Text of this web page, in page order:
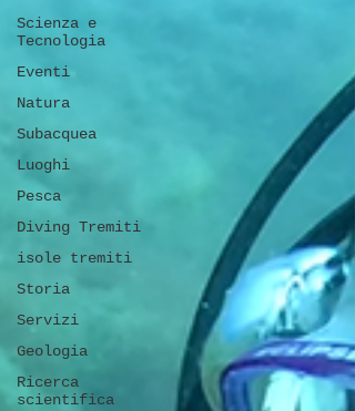
Scienza e
Tecnologia
Eventi
Natura
Subacquea
Luoghi
Pesca
Diving Tremiti
isole tremiti
Storia
Servizi
Geologia
Ricerca
scientifica